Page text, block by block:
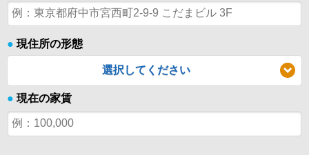
● 現住所の形態
選択してください
● 現在の家賃